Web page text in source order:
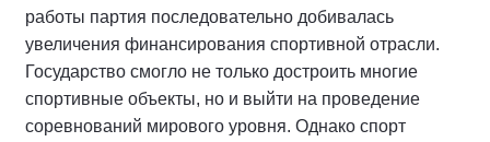
работы партия последовательно добивалась
увеличения финансирования спортивной отрасли.
Государство смогло не только достроить многие
спортивные объекты, но и выйти на проведение
соревнований мирового уровня. Однако спорт